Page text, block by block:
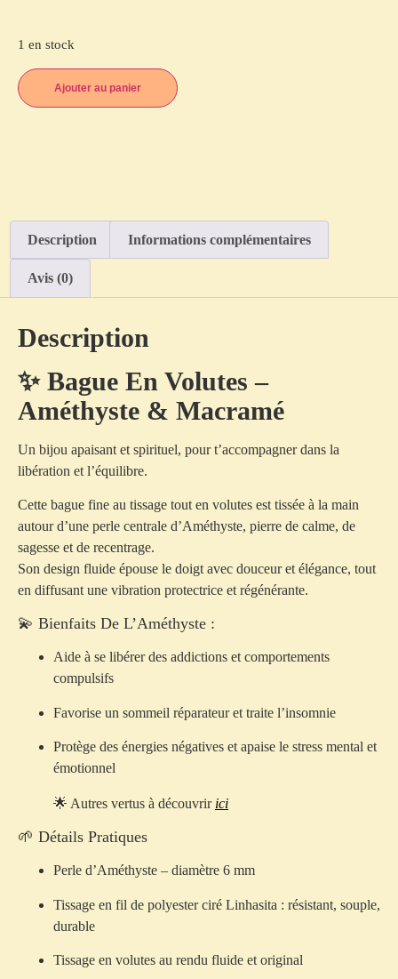
1 en stock
Ajouter au panier
Description Informations complémentaires
Avis (0)
Description
✨ Bague En Volutes –
Améthyste & Macramé
Un bijou apaisant et spirituel, pour t’accompagner dans la
libération et l’équilibre.
Cette bague fine au tissage tout en volutes est tissée à la main
autour d’une perle centrale d’Améthyste, pierre de calme, de
sagesse et de recentrage.
Son design fluide épouse le doigt avec douceur et élégance, tout
en diffusant une vibration protectrice et régénérante.
💫 Bienfaits De L’Améthyste :
Aide à se libérer des addictions et comportements
compulsifs
Favorise un sommeil réparateur et traite l’insomnie
Protège des énergies négatives et apaise le stress mental et
émotionnel
🌟 Autres vertus à découvrir ici
🌱 Détails Pratiques
Perle d’Améthyste – diamètre 6 mm
Tissage en fil de polyester ciré Linhasita : résistant, souple,
durable
Tissage en volutes au rendu fluide et original